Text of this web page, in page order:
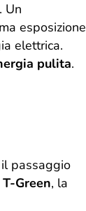
Un
esposizione
elettrica.
pulita.
passaggio
Green, la